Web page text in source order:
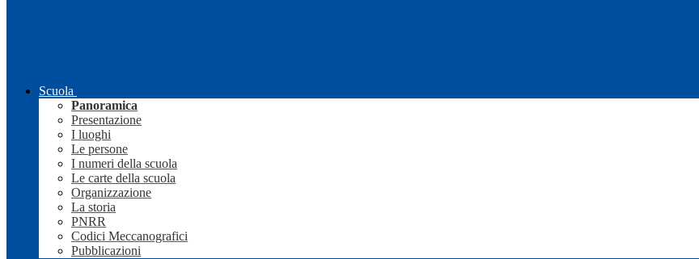
Scuola
Panoramica
Presentazione
I luoghi
Le persone
I numeri della scuola
Le carte della scuola
Organizzazione
La storia
PNRR
Codici Meccanografici
Pubblicazioni